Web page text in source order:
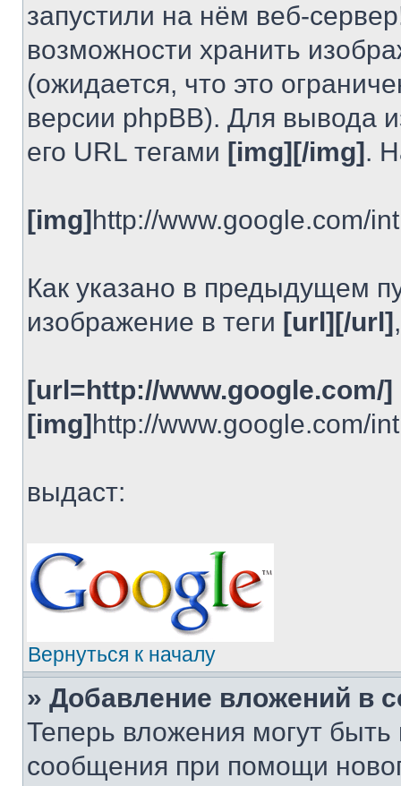
запустили на нём веб-
возможности хранить
(ожидается, что это
версии phpBB). Для вывода
его URL тегами [img][/img].
[img]http://www.google.com/
Как указано в предыдущем
изображение в теги [url][/url]
[url=http://www.google.com/]
[img]http://www.google.com/
выдаст:
Вернуться к началу
» Добавление вложений в
Теперь вложения могут
сообщения при помощи